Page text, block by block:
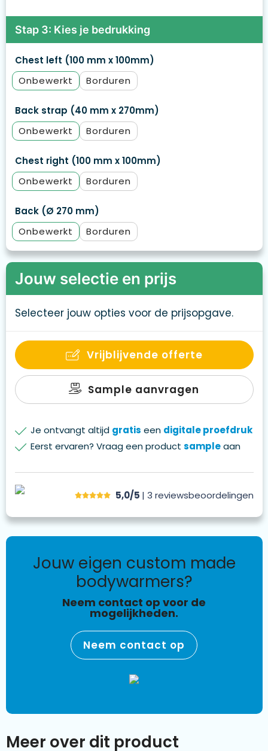
Stap 3: Kies je bedrukking
Chest left (100 mm x 100mm)
Onbewerkt
Borduren
Back strap (40 mm x 270mm)
Onbewerkt
Borduren
Chest right (100 mm x 100mm)
Onbewerkt
Borduren
Back (Ø 270 mm)
Onbewerkt
Borduren
Jouw selectie en prijs
Selecteer jouw opties voor de prijsopgave.
Vrijblijvende offerte
Sample aanvragen
Je ontvangt altijd gratis een digitale proefdruk
Eerst ervaren? Vraag een product sampleaan
5,0/5 | 3 reviewsbeoordelingen
jouw eigen custom made
bodywarmers?
Neem contact op voor de
mogelijkheden.
Neem contact op
Meer over dit product